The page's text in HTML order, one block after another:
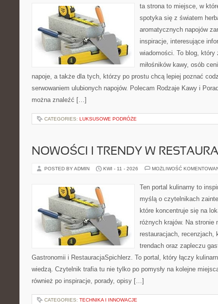
ta strona to miejsce, w
spotyka się z światem
aromatycznych napojów
inspiracje, interesujące
wiadomości. To blog, który
miłośników kawy, osób
napoje, a także dla tych, którzy po prostu chcą lepiej poznać
serwowaniem ulubionych napojów. Polecam Rodzaje Kawy i
można znaleźć […]
CATEGORIES: LUKSUSOWE PODRÓŻE
NOWOŚCI I TRENDY W
POSTED BY ADMIN KWI - 11 - 2026 MOŻLIWOŚĆ
Ten portal kulinarny to
myślą o czytelnikach
które koncentruje się na
różnych krajów. Na stronie
restauracjach, recenzjach,
trendach oraz zapleczu
Gastronomii i RestauracjaSpichlerz. To portal, który łączy
wiedzą. Czytelnik trafia tu nie tylko po pomysły na kolejne
również po inspiracje, porady, opisy […]
CATEGORIES: TECHNIKA I INNOWACJE